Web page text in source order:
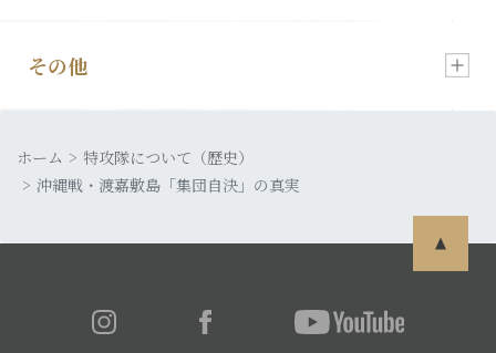
特攻隊について
特攻像の奉納
会報「特攻」
発行書籍
その他
皆さまの声
ホーム
特攻隊について（歴史）
沖縄戦・渡嘉敷島「集団自決」の真実